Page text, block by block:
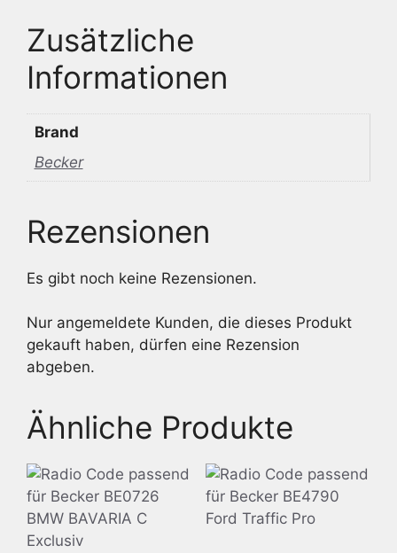
Zusätzliche
Informationen
Brand
Becker
Rezensionen
Es gibt noch keine Rezensionen.
Nur angemeldete Kunden, die dieses Produkt
gekauft haben, dürfen eine Rezension
abgeben.
Ähnliche Produkte